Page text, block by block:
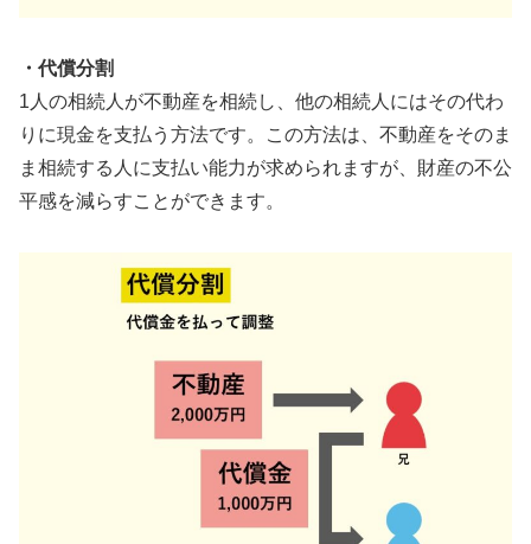
・代償分割
1人の相続人が不動産を相続し、他の相続人にはその代わ
りに現金を支払う方法です。この方法は、不動産をそのま
ま相続する人に支払い能力が求められますが、財産の不公
平感を減らすことができます。